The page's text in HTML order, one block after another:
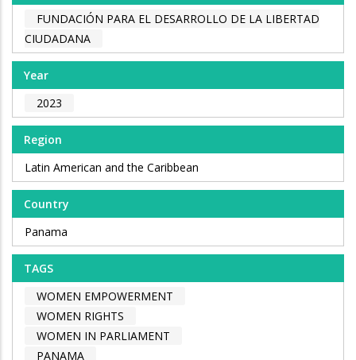
FUNDACIÓN PARA EL DESARROLLO DE LA LIBERTAD
CIUDADANA
Year
2023
Region
Latin American and the Caribbean
Country
Panama
TAGS
WOMEN EMPOWERMENT
WOMEN RIGHTS
WOMEN IN PARLIAMENT
PANAMA